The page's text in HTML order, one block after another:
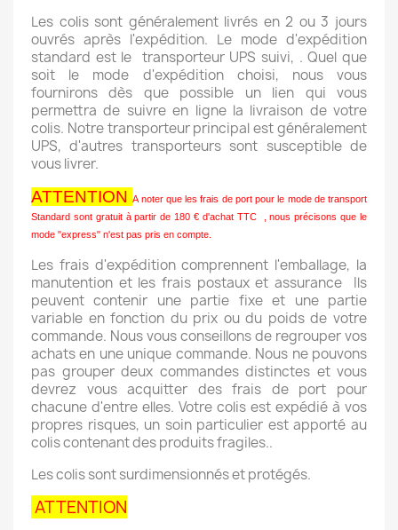
Les colis sont généralement livrés en 2 ou 3 jours
ouvrés après l'expédition. Le mode d'expédition
standard est le transporteur UPS suivi, . Quel que
soit le mode d'expédition choisi, nous vous
fournirons dès que possible un lien qui vous
permettra de suivre en ligne la livraison de votre
colis. Notre transporteur principal est généralement
UPS, d'autres transporteurs sont susceptible de
vous livrer.
ATTENTIONA noter que les frais de port pour le mode de transport
Standard sont gratuit à partir de 180 € d'achat TTC , nous précisons que le
mode "express" n'est pas pris en compte.
Les frais d'expédition comprennent l'emballage, la
manutention et les frais postaux et assurance Ils
peuvent contenir une partie fixe et une partie
variable en fonction du prix ou du poids de votre
commande. Nous vous conseillons de regrouper vos
achats en une unique commande. Nous ne pouvons
pas grouper deux commandes distinctes et vous
devrez vous acquitter des frais de port pour
chacune d'entre elles. Votre colis est expédié à vos
propres risques, un soin particulier est apporté au
colis contenant des produits fragiles..
Les colis sont surdimensionnés et protégés.
ATTENTION